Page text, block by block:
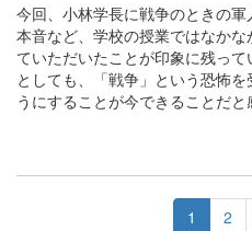
今回、小林学長に戦争のときの軍
本音など、学校の授業ではなか
ていただいたことが印象に残っ
としても、「戦争」という恐怖
うにすることが今できることだと
1 2